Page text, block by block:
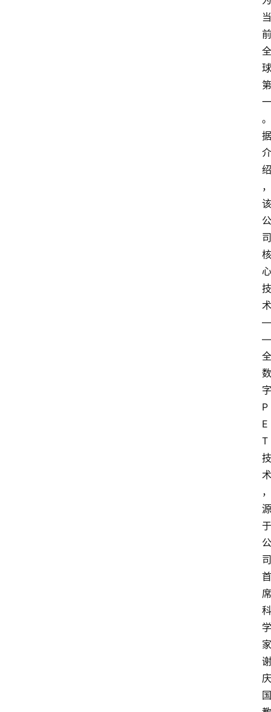
当
前
全
球
第
一
。
据
介
绍
，
该
公
司
核
心
技
术
—
—
全
数
字
P
E
T
技
术
，
源
于
公
司
首
席
科
学
家
谢
庆
国